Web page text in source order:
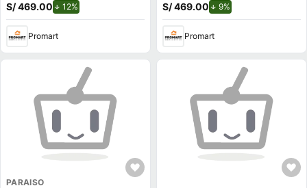
S/ 469.00 12%
Promart
S/ 469.00 9%
Promart
PARAISO